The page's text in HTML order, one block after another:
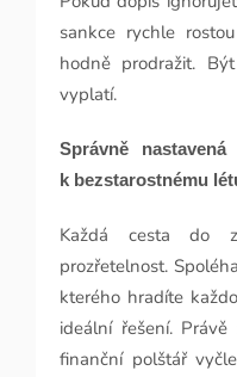
sankce rychle
hodně prodražit.
vyplatí.
Správně
k bezstarostnému
Každá cesta do
prozřetelnost.
kterého hradíte
ideální řešení.
finanční polštář